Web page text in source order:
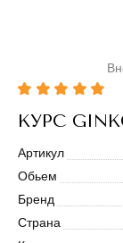
КУРС
Артикул
Обьем
Бренд
Страна